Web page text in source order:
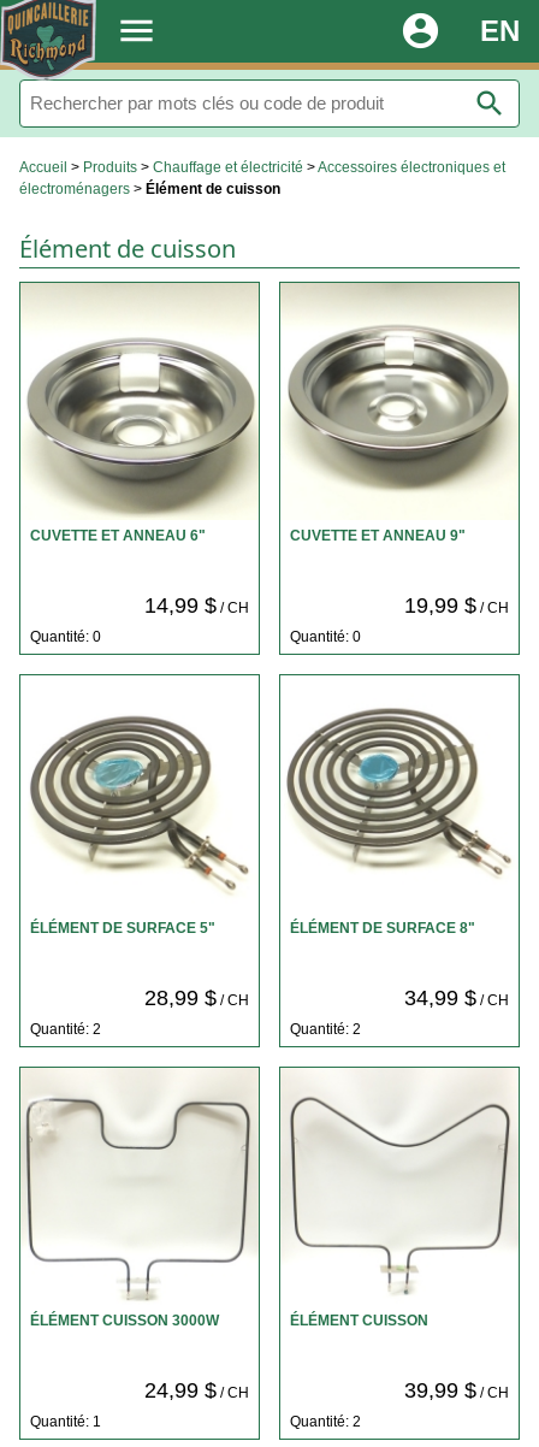
. menu EN
account_circle
search
Accueil > Produits > Chauffage et électricité >Accessoires électroniques et
électroménagers > Élément de cuisson
Élément de cuisson
CUVETTE ET ANNEAU 6"
14,99 $/ CH
Quantité: 0
CUVETTE ET ANNEAU 9"
19,99 $/ CH
Quantité: 0
ÉLÉMENT DE SURFACE 5"
28,99 $/ CH
Quantité: 2
ÉLÉMENT DE SURFACE 8"
34,99 $/ CH
Quantité: 2
ÉLÉMENT CUISSON 3000W
24,99 $/ CH
Quantité: 1
ÉLÉMENT CUISSON
39,99 $/ CH
Quantité: 2